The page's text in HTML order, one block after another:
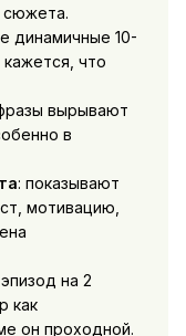
сюжета.
динамичные 10-
кажется, что
вырывают
в
: показывают
мотивацию,
на 2
как
он проходной.